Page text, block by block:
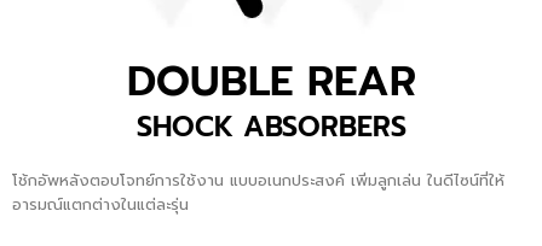
DOUBLE REAR
SHOCK ABSORBERS
โช้กอัพหลังตอบโจทย์การใช้งาน แบบอเนกประสงค์ เพิ่มลูกเล่น ในดีไซน์ที่ให้
อารมณ์แตกต่างในแต่ละรุ่น